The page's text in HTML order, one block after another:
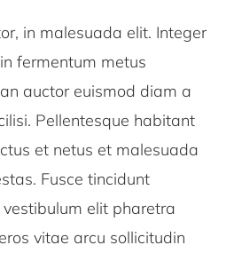
in malesuada elit. Integer
fermentum metus
auctor euismod diam a
Pellentesque habitant
et netus et malesuada
Fusce tincidunt
elit pharetra
vitae arcu sollicitudin